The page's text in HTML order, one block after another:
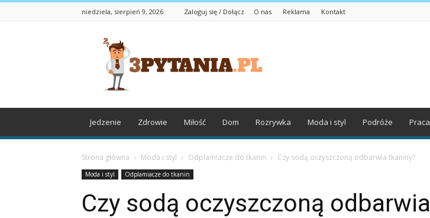
niedziela, sierpień 9, 2026 Zaloguj się / Dołącz O nas Reklama Kontakt
3pytania.pl
Jedzenie Zdrowie Miłość Dom Rozrywka Moda i styl Podróże Praca
Strona główna Moda i styl Odplamiacze do tkanin Czy sodą oczyszczoną odbarwia tkaniny?
Moda i styl Odplamiacze do tkanin
Czy sodą oczyszczoną odbarwia